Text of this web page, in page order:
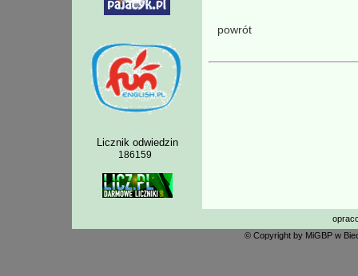
Licznik odwiedzin
186159
powrót
© Copyright by MiGBP w